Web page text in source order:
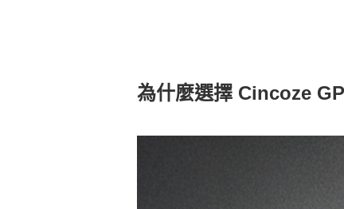
為什麼選擇 Cincoze